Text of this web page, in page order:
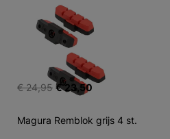
€ 24,95 € 23,50
Magura Remblok grijs 4 st.